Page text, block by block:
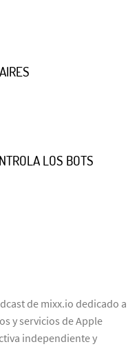
LOS BOTS
de mixx.io dedicado a
y servicios de Apple
independiente y